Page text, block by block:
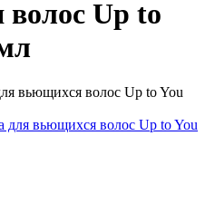
Up to
вьющихся волос Up to You